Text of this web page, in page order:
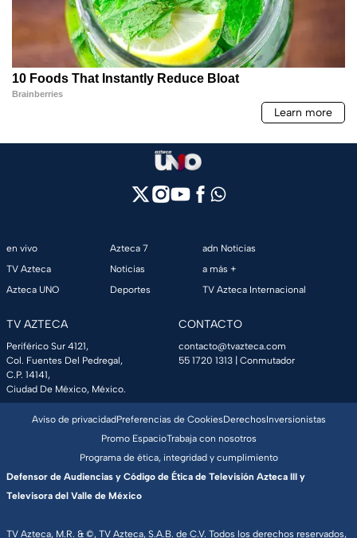
en vivo
TV Azteca
Azteca UNO
Azteca 7
Noticias
Deportes
adn Noticias
a más +
TV Azteca Internacional
TV AZTECA
Periférico Sur 4121,
Col. Fuentes Del Pedregal,
C.P. 14141,
Ciudad De México, México.
CONTACTO
contacto@tvazteca.com
55 1720 1313 | Conmutador
TV Azteca, M.R. & ©, TV Azteca, S.A.B. de C.V. Todos los derechos reservados,
Aviso de privacidadPreferencias de CookiesDerechosInversionistas
Promo EspacioTrabaja con nosotros
Programa de ética, integridad y cumplimiento
Defensor de Audiencias y Código de Ética de Televisión Azteca III y
Televisora del Valle de México